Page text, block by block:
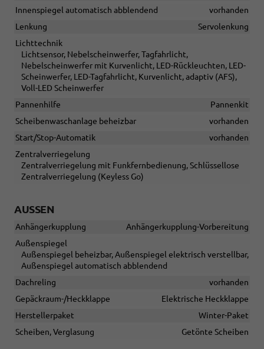
Innenspiegel automatisch abblendend
vorhanden
Lenkung
Servolenkung
Lichttechnik
Lichtsensor, Nebelscheinwerfer, Tagfahrlicht,
Nebelscheinwerfer mit Kurvenlicht, LED-Rückleuchten, LED-
Scheinwerfer, LED-Tagfahrlicht, Kurvenlicht, adaptiv (AFS),
Voll-LED Scheinwerfer
Pannenhilfe
Pannenkit
Scheibenwaschanlage beheizbar
vorhanden
Start/Stop-Automatik
vorhanden
Zentralverriegelung
Zentralverriegelung mit Funkfernbedienung, Schlüssellose
Zentralverriegelung (Keyless Go)
AUSSEN
Anhängerkupplung
Anhängerkupplung-Vorbereitung
Außenspiegel
Außenspiegel beheizbar, Außenspiegel elektrisch verstellbar,
Außenspiegel automatisch abblendend
Dachreling
vorhanden
Gepäckraum-/Heckklappe
Elektrische Heckklappe
Herstellerpaket
Winter-Paket
Scheiben, Verglasung
Getönte Scheiben